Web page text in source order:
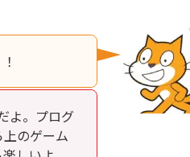
よ。プログ
のゲーム